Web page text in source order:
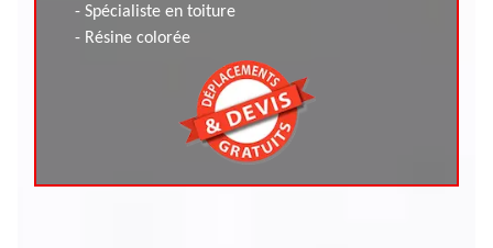
- Spécialiste en toiture
- Résine colorée